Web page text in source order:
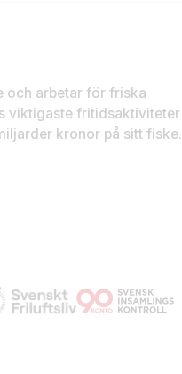
och arbetar för friska
viktigaste fritidsaktiviteter
kronor på sitt fiske.